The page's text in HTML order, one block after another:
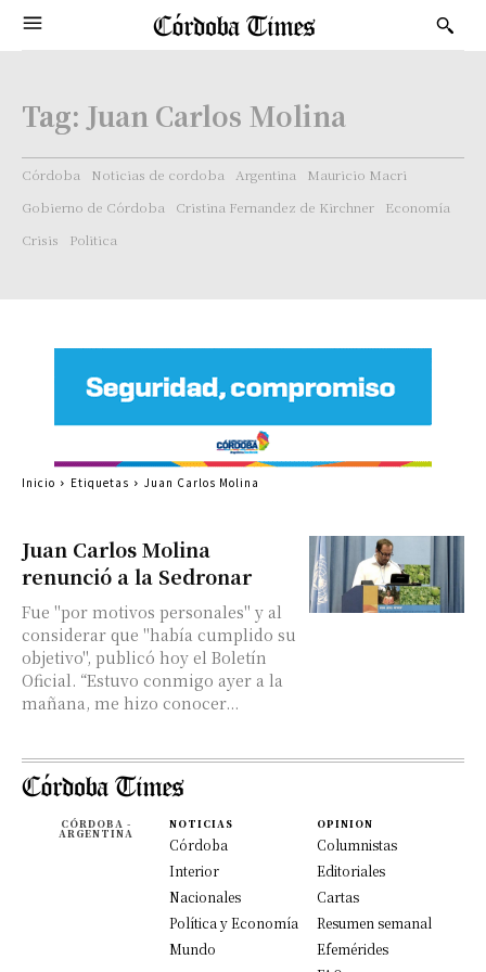
Tag: Juan Carlos Molina
Córdoba Noticias de cordoba Argentina
Mauricio Macri
Gobierno de Córdoba
Cristina Fernandez de Kirchner
Economía
Crisis
Politica
Juan Carlos Molina
renunció a la Sedronar
Fue "por motivos personales" y al
considerar que "había cumplido su
objetivo", publicó hoy el Boletín
Oficial. “Estuvo conmigo ayer a la
mañana, me hizo conocer...
Inicio Etiquetas Juan Carlos Molina
CÓRDOBA -
ARGENTINA
NOTICIAS
Córdoba
Interior
Nacionales
Política y Economía
Mundo
OPINION
Columnistas
Editoriales
Cartas
Resumen semanal
Efemérides